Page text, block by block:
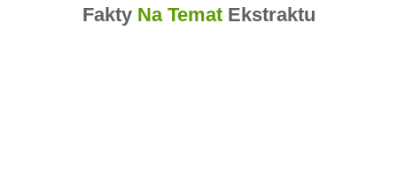
Fakty Na Temat Ekstraktu